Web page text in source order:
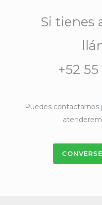
Si tienes
+52
Puedes contactarnos